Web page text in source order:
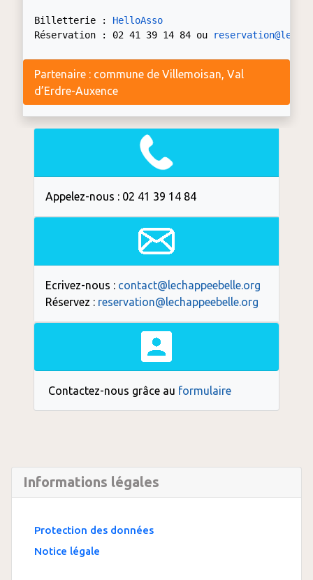
Billetterie : HelloAsso
Réservation : 02 41 39 14 84 ou
Partenaire : commune de Villemoisan, Val
d’Erdre-Auxence
Appelez-nous : 02 41 39 14 84
Ecrivez-nous : contact@lechappeebelle.org
Réservez : reservation@lechappeebelle.org
Contactez-nous grâce au formulaire
Informations légales
Protection des données
Notice légale